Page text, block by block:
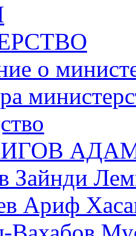
о
Зайнди
Ариф